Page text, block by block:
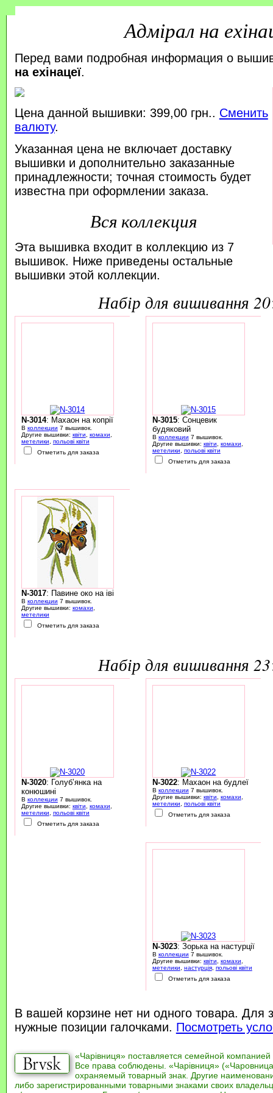
Адмірал на
Перед вами подробная информация о
на ехінацеї.
Цена данной вышивки: 399,00 грн.. Сменить
валюту.
Указанная цена не включает доставку
вышивки и дополнительно заказанные
принадлежности; точная стоимость будет
известна при оформлении заказа.
Вся коллекция
Эта вышивка входит в коллекцию из 7
вышивок. Ниже приведены остальные
вышивки этой коллекции.
набір для вишивання
N-3014: Махаон на копрії
В коллекции 7 вышивок.
Другие вышивки: квіти комахи
метелики
польові квіти
Отметить для заказа
N-3015: Сонцевик
будяковий
В коллекции 7 вышивок.
Другие вышивки: квіти комахи
метелики
польові квіти
Отметить для заказа
N-3017: Павине око на іві
В коллекции 7 вышивок.
Другие вышивки: комахи
метелики
Отметить для заказа
набір для вишивання
N-3020: Голуб’янка на
конюшині
В коллекции 7 вышивок.
Другие вышивки: квіти комахи
метелики
польові квіти
Отметить для заказа
N-3022: Махаон на будлеї
В коллекции 7 вышивок.
Другие вышивки: квіти комахи
метелики
польові квіти
Отметить для заказа
N-3023: Зорька на настурції
В коллекции 7 вышивок.
Другие вышивки: квіти комахи
метелики
настурція, польові квіти
Отметить для заказа
В вашей корзине нет ни одного товара. Для
нужные позиции галочками. Посмотреть
«Чарівниця» поставляется семейной компанией
Все права соблюдены. «Чарівниця»
охраняемый товарный знак. Другие
либо зарегистрированными товарными знаками своих